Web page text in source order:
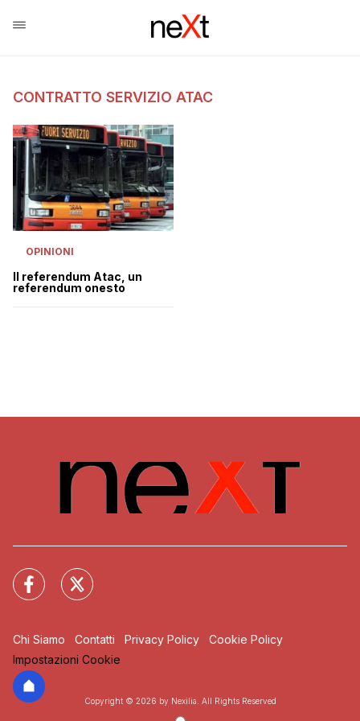
CONTRATTO SERVIZIO ATAC
OPINIONI
Il referendum Atac, un
referendum onesto
Chi Siamo Contatti Privacy Policy
Cookie Policy
Impostazioni Cookie
Copyright © 2026 by Nexilia. All Rights Reserved